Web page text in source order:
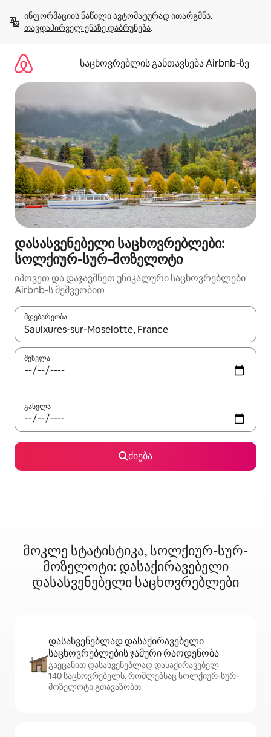
გადასვლა
თავდაპირველ ენაზე დაბრუნება.
საცხოვრებლის განთავსება Airbnb‑ზე
დასასვენებელი საცხოვრებლები:
სოლქიურ-სურ-მოზელოტი
იპოვეთ და დაჯავშნეთ უნიკალური საცხოვრებლები
Airbnb-ს მეშვეობით
მდებარეობა
როცა შედეგები ხელმისაწვდომი გახდება, ნავიგაციისთვის
შესვლა
გასვლა
ძიება
მოკლე სტატისტიკა, სოლქიურ-სურ-
მოზელოტი: დასაქირავებელი
დასასვენებელი საცხოვრებლები
დასასვენებლად დასაქირავებელი
საცხოვრებლების ჯამური რაოდენობა
გაეცანით დასასვენებლად დასაქირავებელ
140 საცხოვრებელს, რომლებსაც სოლქიურ-სურ-
მოზელოტი გთავაზობთ